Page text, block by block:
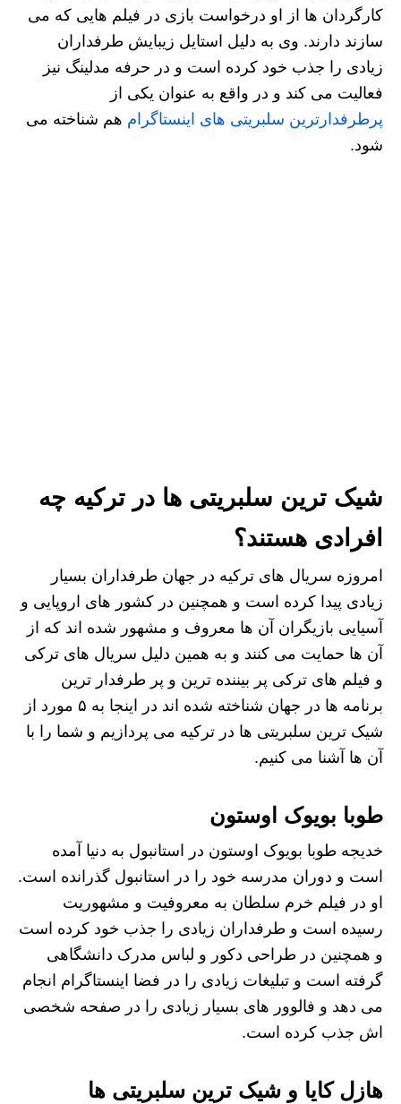
کارگردان ‌ها از او درخواست بازی در فیلم هایی که می
‌سازند دارند. وی به دلیل استایل زیبایش طرفداران
زیادی را جذب خود کرده است و در حرفه مدلینگ نیز
فعالیت می کند و در واقع به عنوان یکی از
پرطرفدارترین سلبریتی های اینستاگرام هم شناخته می
شود.
شیک ترین سلبریتی ها در ترکیه چه
افرادی هستند؟
امروزه سریال های ترکیه در جهان طرفداران بسیار
زیادی پیدا کرده است و همچنین در کشور های اروپایی و
آسیایی بازیگران آن ها معروف و مشهور شده‌ اند که از
آن ها حمایت می کنند و به همین دلیل سریال های ترکی
و فیلم های ترکی پر بیننده ترین و پر طرفدار ترین
برنامه ها در جهان شناخته شده اند در اینجا به ۵ مورد از
شیک ترین سلبریتی ها در ترکیه می پردازیم و شما را با
آن ها آشنا می کنیم.
طوبا بویوک اوستون
خدیجه طوبا بویوک اوستون در استانبول به دنیا آمده
است و دوران مدرسه خود را در استانبول گذرانده است.
او در فیلم خرم سلطان به معروفیت و مشهوریت
رسیده است و طرفداران زیادی را جذب خود کرده است
و همچنین در طراحی دکور و لباس مدرک دانشگاهی
گرفته است و تبلیغات زیادی را در فضا اینستاگرام انجام
می دهد و فالوور های بسیار زیادی را در صفحه شخصی
اش جذب کرده است.
هازل کایا و شیک ترین سلبریتی ها